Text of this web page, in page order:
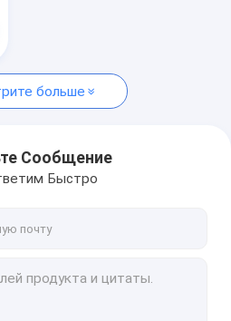
больше
Сообщение
Быстро